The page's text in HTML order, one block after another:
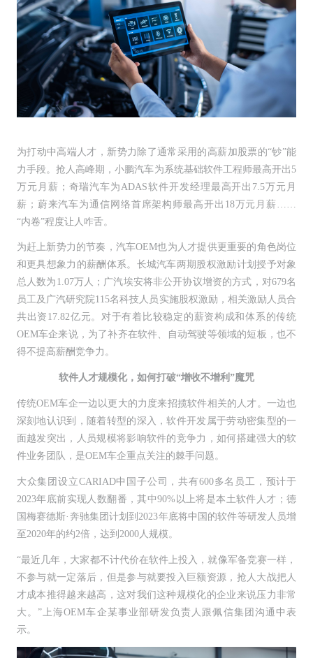
为打动中高端人才，新势力除了通常采用的高薪加股票的“钞”能
力手段。抢人高峰期，小鹏汽车为系统基础软件工程师最高开出5
万元月薪；奇瑞汽车为ADAS软件开发经理最高开出7.5万元月
薪；蔚来汽车为通信网络首席架构师最高开出18万元月薪……
“内卷”程度让人咋舌。
为赶上新势力的节奏，汽车OEM也为人才提供更重要的角色岗位
和更具想象力的薪酬体系。长城汽车两期股权激励计划授予对象
总人数为1.07万人；广汽埃安将非公开协议增资的方式，对679名
员工及广汽研究院115名科技人员实施股权激励，相关激励人员合
共出资17.82亿元。对于有着比较稳定的薪资构成和体系的传统
OEM车企来说，为了补齐在软件、自动驾驶等领域的短板，也不
得不提高薪酬竞争力。
软件人才规模化，如何打破“增收不增利”魔咒
传统OEM车企一边以更大的力度来招揽软件相关的人才。一边也
深刻地认识到，随着转型的深入，软件开发属于劳动密集型的一
面越发突出，人员规模将影响软件的竞争力，如何搭建强大的软
件业务团队，是OEM车企重点关注的棘手问题。
大众集团设立CARIAD中国子公司，共有600多名员工，预计于
2023年底前实现人数翻番，其中90%以上将是本土软件人才；德
国梅赛德斯·奔驰集团计划到2023年底将中国的软件等研发人员增
至2020年的约2倍，达到2000人规模。
“最近几年，大家都不计代价在软件上投入，就像军备竞赛一样，
不参与就一定落后，但是参与就要投入巨额资源，抢人大战把人
才成本推得越来越高，这对我们这种规模化的企业来说压力非常
大。”上海OEM车企某事业部研发负责人跟佩信集团沟通中表
示。